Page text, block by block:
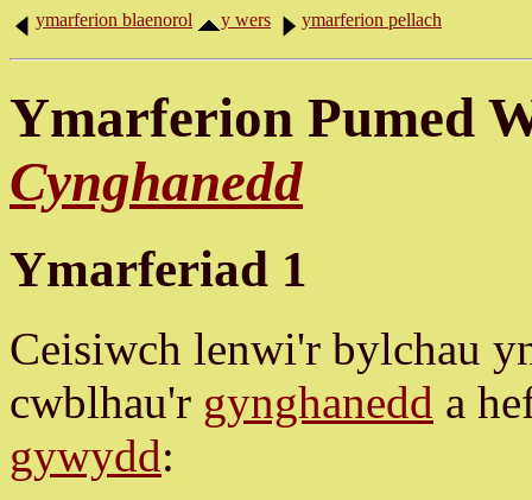
ymarferion blaenorol y wers ymarferion pellach
Ymarferion Pumed
Cynghanedd
Ymarferiad 1
Ceisiwch lenwi'r bylchau
cwblhau'r gynghanedd a
gywydd: